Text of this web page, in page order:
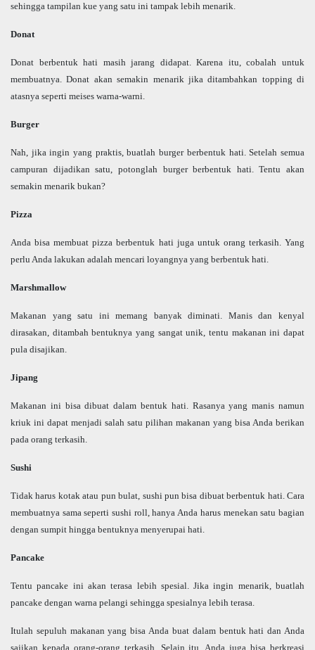
sehingga tampilan kue yang satu ini tampak lebih menarik.
Donat
Donat berbentuk hati masih jarang didapat. Karena itu, cobalah untuk
membuatnya. Donat akan semakin menarik jika ditambahkan topping di
atasnya seperti meises warna-warni.
Burger
Nah, jika ingin yang praktis, buatlah burger berbentuk hati. Setelah semua
campuran dijadikan satu, potonglah burger berbentuk hati. Tentu akan
semakin menarik bukan?
Pizza
Anda bisa membuat pizza berbentuk hati juga untuk orang terkasih. Yang
perlu Anda lakukan adalah mencari loyangnya yang berbentuk hati.
Marshmallow
Makanan yang satu ini memang banyak diminati. Manis dan kenyal
dirasakan, ditambah bentuknya yang sangat unik, tentu makanan ini dapat
pula disajikan.
Jipang
Makanan ini bisa dibuat dalam bentuk hati. Rasanya yang manis namun
kriuk ini dapat menjadi salah satu pilihan makanan yang bisa Anda berikan
pada orang terkasih.
Sushi
Tidak harus kotak atau pun bulat, sushi pun bisa dibuat berbentuk hati. Cara
membuatnya sama seperti sushi roll, hanya Anda harus menekan satu bagian
dengan sumpit hingga bentuknya menyerupai hati.
Pancake
Tentu pancake ini akan terasa lebih spesial. Jika ingin menarik, buatlah
pancake dengan warna pelangi sehingga spesialnya lebih terasa.
Itulah sepuluh makanan yang bisa Anda buat dalam bentuk hati dan Anda
sajikan kepada orang-orang terkasih. Selain itu, Anda juga bisa berkreasi